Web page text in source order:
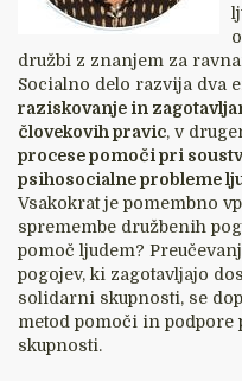
družbi z znanjem za
Socialno delo razvija dva
raziskovanje in
človekovih pravic, v
procese pomoči pri
psihosocialne probleme
Vsakokrat je pomembno
spremembe družbenih
pomoč ljudem?
pogojev, ki zagotavljajo
solidarni skupnosti, se
metod pomoči in podpore
skupnosti.